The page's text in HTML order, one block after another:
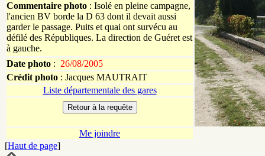
Commentaire photo : Isolé en pleine campagne,
l'ancien BV borde la D 63 dont il devait aussi
garder le passage. Puits et quai ont survécu au
défilé des Républiques. La direction de Guéret est
à gauche.
Date photo : 26/08/2005
Crédit photo : Jacques MAUTRAIT
Liste départementale des gares
Me joindre
[Haut de page]